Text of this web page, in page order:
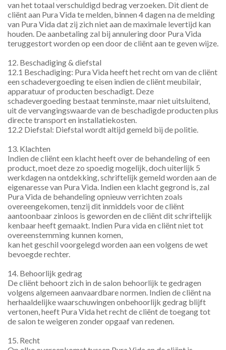
van het totaal verschuldigd bedrag verzoeken. Dit dient de
cliënt aan Pura Vida te melden, binnen 4 dagen na de melding
van Pura Vida dat zij zich niet aan de maximale levertijd kan
houden. De aanbetaling zal bij annulering door Pura Vida
teruggestort worden op een door de cliënt aan te geven wijze.
12. Beschadiging & diefstal
12.1 Beschadiging: Pura Vida heeft het recht om van de cliënt
een schadevergoeding te eisen indien de cliënt meubilair,
apparatuur of producten beschadigt. Deze
schadevergoeding bestaat tenminste, maar niet uitsluitend,
uit de vervangingswaarde van de beschadigde producten plus
directe transport en installatiekosten.
12.2 Diefstal: Diefstal wordt altijd gemeld bij de politie.
13. Klachten
Indien de cliënt een klacht heeft over de behandeling of een
product, moet deze zo spoedig mogelijk, doch uiterlijk 5
werkdagen na ontdekking, schriftelijk gemeld worden aan de
eigenaresse van Pura Vida. Indien een klacht gegrond is, zal
Pura Vida de behandeling opnieuw verrichten zoals
overeengekomen, tenzij dit inmiddels voor de cliënt
aantoonbaar zinloos is geworden en de cliënt dit schriftelijk
kenbaar heeft gemaakt. Indien Pura vida en cliënt niet tot
overeenstemming kunnen komen,
kan het geschil voorgelegd worden aan een volgens de wet
bevoegde rechter.
14. Behoorlijk gedrag
De cliënt behoort zich in de salon behoorlijk te gedragen
volgens algemeen aanvaardbare normen. Indien de cliënt na
herhaaldelijke waarschuwingen onbehoorlijk gedrag blijft
vertonen, heeft Pura Vida het recht de cliënt de toegang tot
de salon te weigeren zonder opgaaf van redenen.
15. Recht